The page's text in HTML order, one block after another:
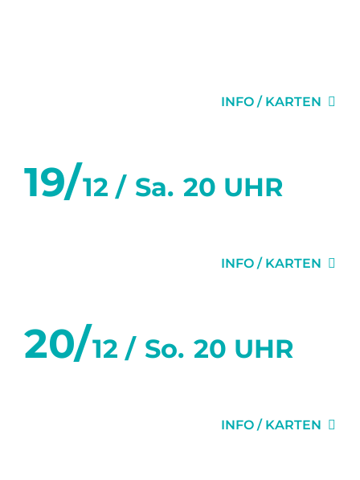
INFO / KARTEN
19/12 / Sa. 20 UHR
INFO / KARTEN
20/12 / So. 20 UHR
INFO / KARTEN